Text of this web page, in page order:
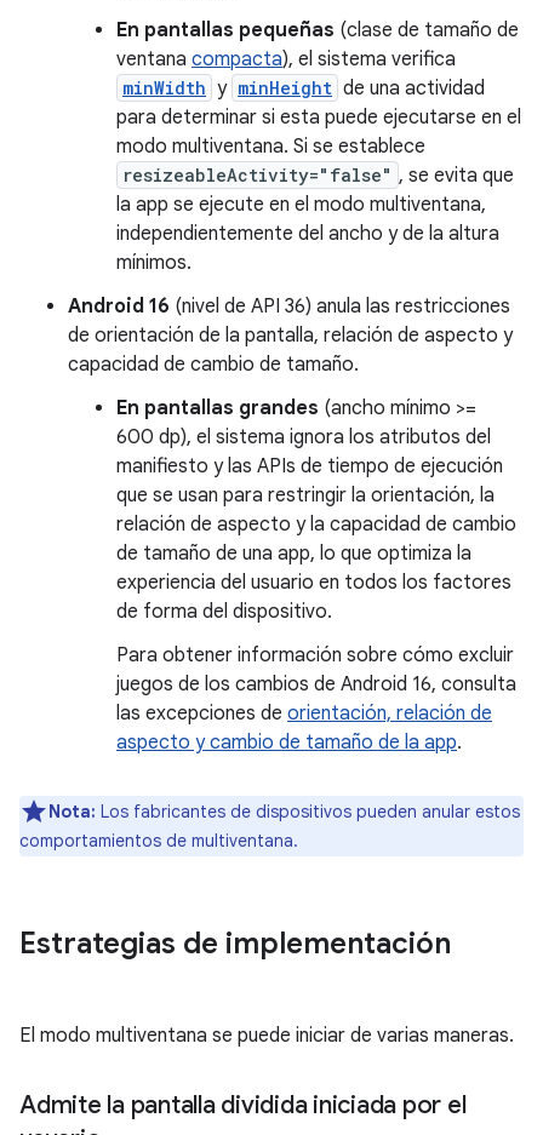
En pantallas pequeñas (clase de tamaño de
ventana compacta), el sistema verifica
minWidth y minHeight de una actividad
para determinar si esta puede ejecutarse en el
modo multiventana. Si se establece
resizeableActivity="false" , se evita que
la app se ejecute en el modo multiventana,
independientemente del ancho y de la altura
mínimos.
Android 16 (nivel de API 36) anula las restricciones
de orientación de la pantalla, relación de aspecto y
capacidad de cambio de tamaño.
En pantallas grandes (ancho mínimo >=
600 dp), el sistema ignora los atributos del
manifiesto y las APIs de tiempo de ejecución
que se usan para restringir la orientación, la
relación de aspecto y la capacidad de cambio
de tamaño de una app, lo que optimiza la
experiencia del usuario en todos los factores
de forma del dispositivo.
Para obtener información sobre cómo excluir
juegos de los cambios de Android 16, consulta
las excepciones de orientación, relación de
aspecto y cambio de tamaño de la app.
Nota: Los fabricantes de dispositivos pueden anular estos
comportamientos de multiventana.
Estrategias de implementación
El modo multiventana se puede iniciar de varias maneras.
Admite la pantalla dividida iniciada por el